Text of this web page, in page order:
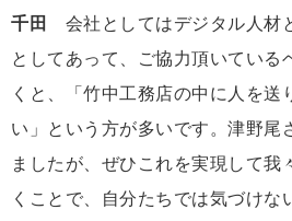
千田
会社としてはデジタル人材
としてあって、ご協力頂いている
くと、「竹中工務店の中に人を送
い」という方が多いです。津野尾
ましたが、ぜひこれを実現して我
くことで、自分たちでは気づけな